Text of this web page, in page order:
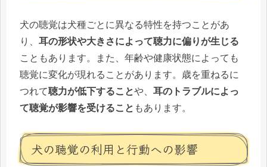
犬の聴覚は犬種ごとに異なる特性を持つことがあ
り、 耳の形状や大きさによって聴力に偏りが生じる
こともあります。また、年齢や健康状態によっても
聴覚に変化が現れることがあります。歳を重ねるに
つれて聴力が低下することや、 耳のトラブルによっ
て聴覚が影響を受けること もあります。
犬の聴覚の利用と行動への影響